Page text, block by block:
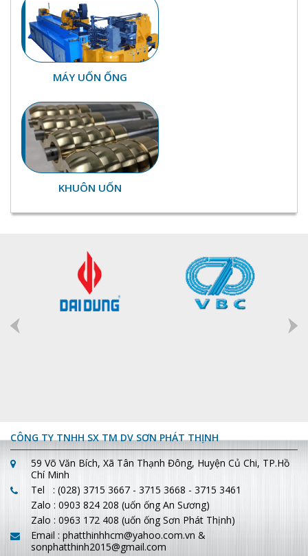
MÁY UỐN ỐNG
KHUÔN UỐN
CÔNG TY TNHH SX TM DV SƠN PHÁT THỊNH
59 Võ Văn Bích, Xã Tân Thạnh Đông, Huyện Củ Chi, TP.Hồ
Chí Minh
Tel : (028) 3715 3667 - 3715 3668 - 3715 3461
Zalo : 0903 824 208 (uốn ống An Sương)
Zalo : 0963 172 408 (uốn ống Sơn Phát Thịnh)
Email : phatthinhhcm@yahoo.com.vn &
sonphatthinh2015@gmail.com